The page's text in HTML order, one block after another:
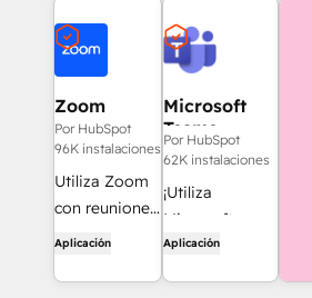
Zoom
Por HubSpot
96K instalaciones
Utiliza Zoom
con reuniones
de HubSpot,
trabajo,
Aplicación
Microsoft
Teams
Por HubSpot
62K instalaciones
¡Utiliza
Microsoft
Teams y
Aplicación